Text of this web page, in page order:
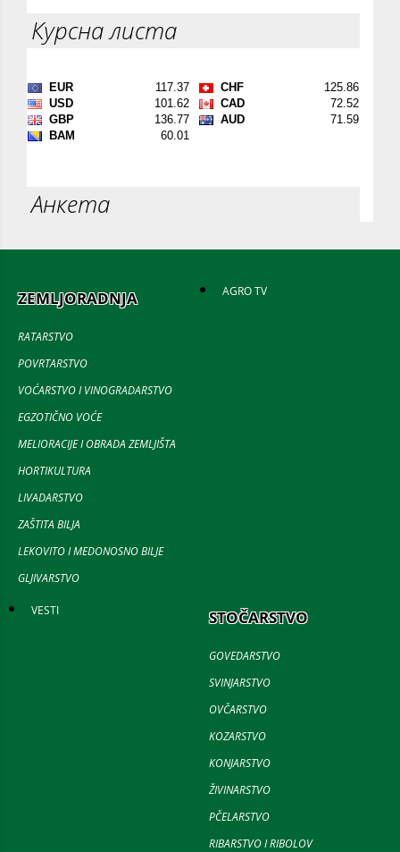
Курсна листа
Анкета
ZEMLJORADNJA
RATARSTVO
POVRTARSTVO
VOĆARSTVO I VINOGRADARSTVO
EGZOTIČNO VOĆE
MELIORACIJE I OBRADA ZEMLJIŠTA
HORTIKULTURA
LIVADARSTVO
ZAŠTITA BILJA
LEKOVITO I MEDONOSNO BILJE
GLJIVARSTVO
AGRO TV
VESTI STOČARSTVO
GOVEDARSTVO
SVINJARSTVO
OVČARSTVO
KOZARSTVO
KONJARSTVO
ŽIVINARSTVO
PČELARSTVO
RIBARSTVO I RIBOLOV